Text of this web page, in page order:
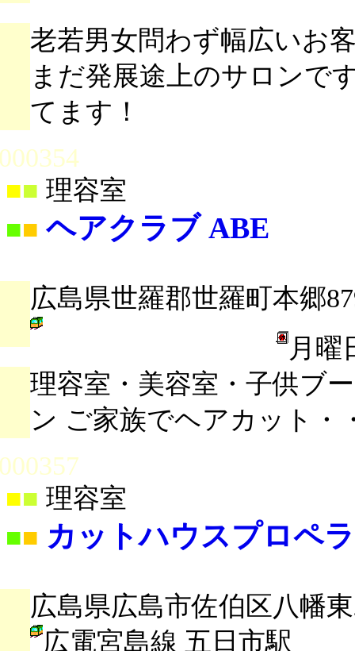
老若男女問わず幅広いお
まだ発展途上のサロンで
てます！
■ 理容室
■■ ヘアクラブ ABE
広島県世羅郡世羅町本郷
月曜
理容室・美容室・子供ブ
ン ご家族でヘアカット・
■ 理容室
■■ カットハウスプロペラ
広島県広島市佐伯区八幡東
広電宮島線 五日市駅